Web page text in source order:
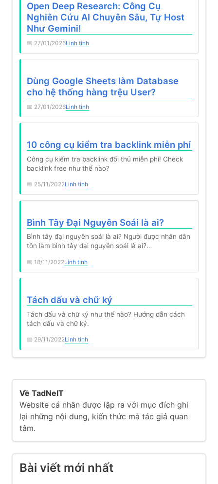
Open Deep Research: Công Cụ
Nghiên Cứu AI Chuyên Sâu, Tự Host
Như Gemini!
27/01/2026Linh tinh
Dùng Google Sheets làm Database
cho hệ thống hàng trệu User?
27/01/2026Linh tinh
10 công cụ kiểm tra backlink miễn phí
Công cụ kiểm tra backlink đối thủ miễn phí! Check
backlink free như thế nào?
25/11/2022Linh tinh
Bình Tây Đại Nguyên Soái là ai?
Bình tây đại nguyên soái là ai? Người được nhân dân
tôn làm bình tây đại nguyên soái là ai?…
18/11/2022Linh tinh
Tách dấu và chữ ký
Tách dấu và chữ ký như thế nào? Hướng dẫn cách
tách dấu và chữ ký.
29/11/2022Linh tinh
Về TadNeIT
Website cá nhân được lập ra với mục đích ghi
lại những nội dung, kiến thức mà tác giả quan
tâm.
Bài viết mới nhất